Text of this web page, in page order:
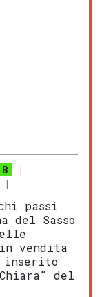
B
passi
del Sasso
vendita
inserito
del